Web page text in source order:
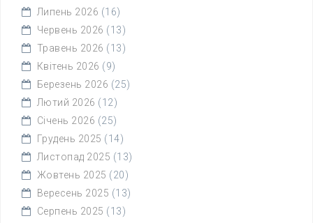
Липень 2026 (16)
Червень 2026 (13)
Травень 2026 (13)
Квітень 2026 (9)
Березень 2026 (25)
Лютий 2026 (12)
Січень 2026 (25)
Грудень 2025 (14)
Листопад 2025 (13)
Жовтень 2025 (20)
Вересень 2025 (13)
Серпень 2025 (13)